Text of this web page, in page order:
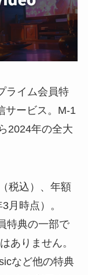
ライム会員特
サービス。M-1
2024年の全大
税込）、年額
月時点）。
特典の一部で
ありません。
など他の特典